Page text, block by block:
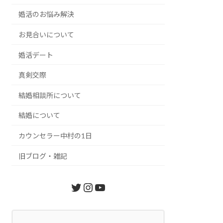
婚活のお悩み解決
お見合いについて
婚活デート
真剣交際
結婚相談所について
結婚について
カウンセラー中村の1日
旧ブログ・雑記
Twitter
Instagram
YouTube